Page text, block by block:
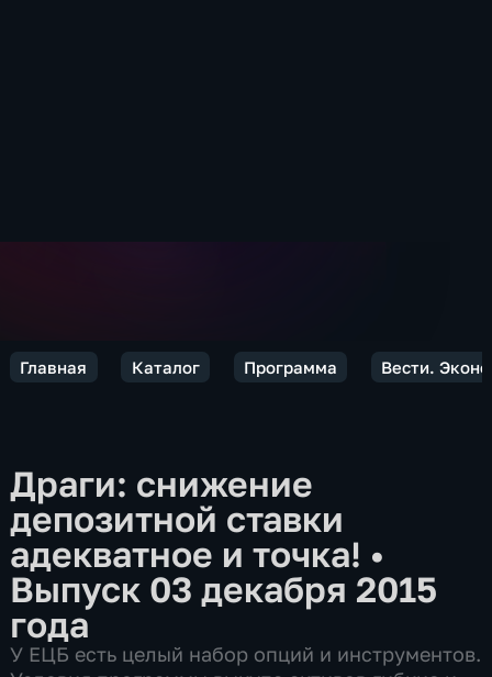
Главная Каталог Программа Вести.
Драги: снижение
депозитной ставки
адекватное и точка! •
Выпуск 03 декабря 2015
года
У ЕЦБ есть целый набор опций и инструментов.